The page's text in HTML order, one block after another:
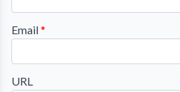
Email*
URL